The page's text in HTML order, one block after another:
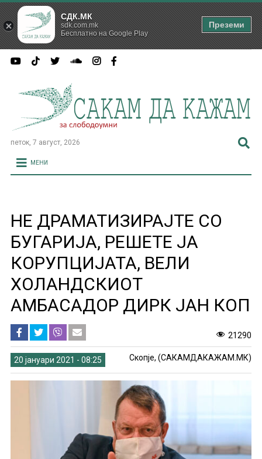
петок, 7 август, 2026
МЕНИ
НЕ ДРАМАТИЗИРАЈТЕ СО
БУГАРИЈА, РЕШЕТЕ ЈА
КОРУПЦИЈАТА, ВЕЛИ
ХОЛАНДСКИОТ
АМБАСАДОР ДИРК ЈАН КОП
21290
20 јануари 2021 - 08:25 Скопје, (САКАМДАКАЖАМ.МК)
СДК.МК
sdk.com.mk
Бесплатно на Google Play
Преземи